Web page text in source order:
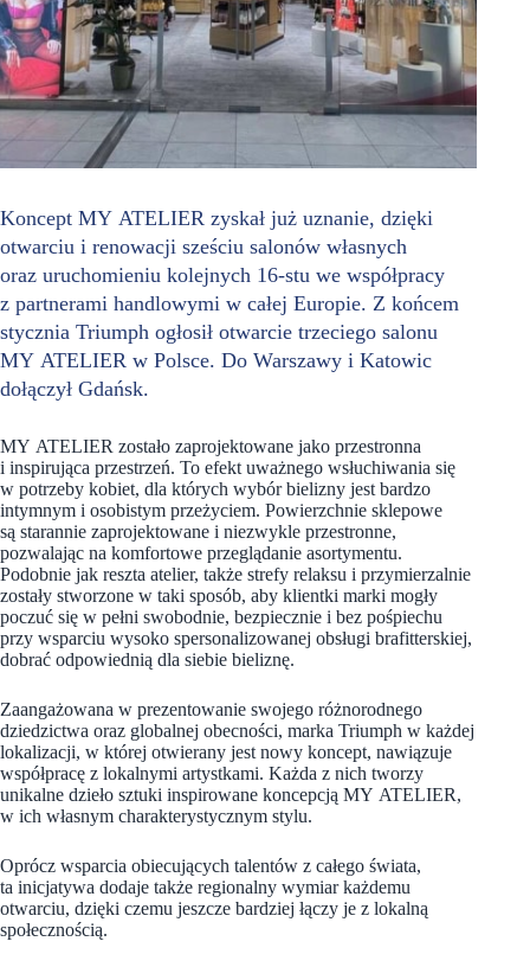
Koncept MY ATELIER zyskał już uznanie, dzięki
otwarciu i renowacji sześciu salonów własnych
oraz uruchomieniu kolejnych 16-stu we współpracy
z partnerami handlowymi w całej Europie. Z końcem
stycznia Triumph ogłosił otwarcie trzeciego salonu
MY ATELIER w Polsce. Do Warszawy i Katowic
dołączył Gdańsk.
MY ATELIER zostało zaprojektowane jako przestronna
i inspirująca przestrzeń. To efekt uważnego wsłuchiwania się
w potrzeby kobiet, dla których wybór bielizny jest bardzo
intymnym i osobistym przeżyciem. Powierzchnie sklepowe
są starannie zaprojektowane i niezwykle przestronne,
pozwalając na komfortowe przeglądanie asortymentu.
Podobnie jak reszta atelier, także strefy relaksu i przymierzalnie
zostały stworzone w taki sposób, aby klientki marki mogły
poczuć się w pełni swobodnie, bezpiecznie i bez pośpiechu
przy wsparciu wysoko spersonalizowanej obsługi brafitterskiej,
dobrać odpowiednią dla siebie bieliznę.
Zaangażowana w prezentowanie swojego różnorodnego
dziedzictwa oraz globalnej obecności, marka Triumph w każdej
lokalizacji, w której otwierany jest nowy koncept, nawiązuje
współpracę z lokalnymi artystkami. Każda z nich tworzy
unikalne dzieło sztuki inspirowane koncepcją MY ATELIER,
w ich własnym charakterystycznym stylu.
Oprócz wsparcia obiecujących talentów z całego świata,
ta inicjatywa dodaje także regionalny wymiar każdemu
otwarciu, dzięki czemu jeszcze bardziej łączy je z lokalną
społecznością.